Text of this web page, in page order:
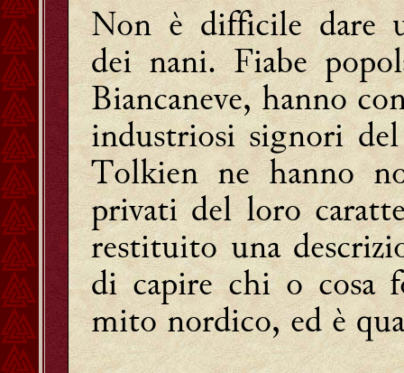
Non è difficile dare
dei nani. Fiabe
Biancaneve, hanno
industriosi signori
Tolkien ne hanno
privati del loro
restituito una
di capire chi o cosa
mito nordico, ed è